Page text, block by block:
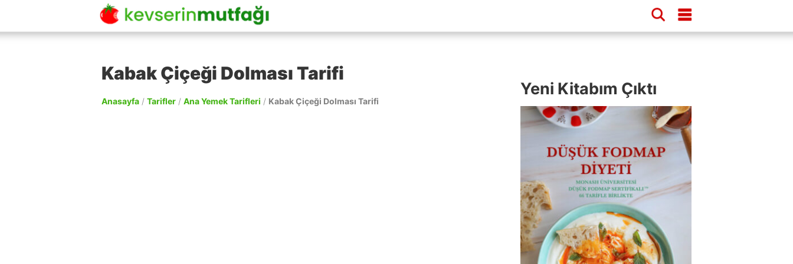
Kabak Çiçeği Dolması Tarifi
Anasayfa / Tarifler / Ana Yemek Tarifleri / Kabak Çiçeği Dolması Tarifi
Yeni Kitabım Çıktı